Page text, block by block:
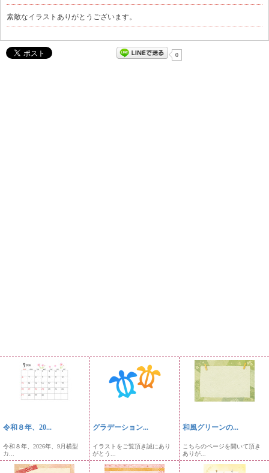
素敵なイラストありがとうございます。
0
令和８年、20...
令和８年、2026年、9月横型
カ...
グラデーション...
イラストをご覧頂き誠にあり
がとう...
和風グリーンの...
こちらのページを開いて頂き
ありが...